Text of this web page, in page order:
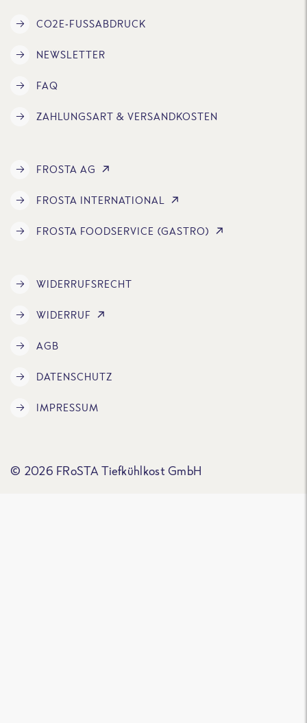
CO2E-FUSSABDRUCK
NEWSLETTER
FAQ
ZAHLUNGSART & VERSANDKOSTEN
FROSTA AG
FROSTA INTERNATIONAL
FROSTA FOODSERVICE (GASTRO)
WIDERRUFSRECHT
WIDERRUF
AGB
DATENSCHUTZ
IMPRESSUM
© 2026 FRoSTA Tiefkühlkost GmbH